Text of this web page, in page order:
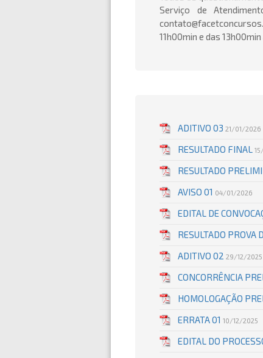
Serviço de
11h00min e das
ADITIVO 03 21/01/2026
RESULTADO FINAL
RESULTADO
AVISO 01 04/01/2026
EDITAL DE
RESULTADO PROVA
ADITIVO 02 29/12/2025
CONCORRÊNCIA
HOMOLOGAÇÃO
ERRATA 01 10/12/2025
EDITAL DO